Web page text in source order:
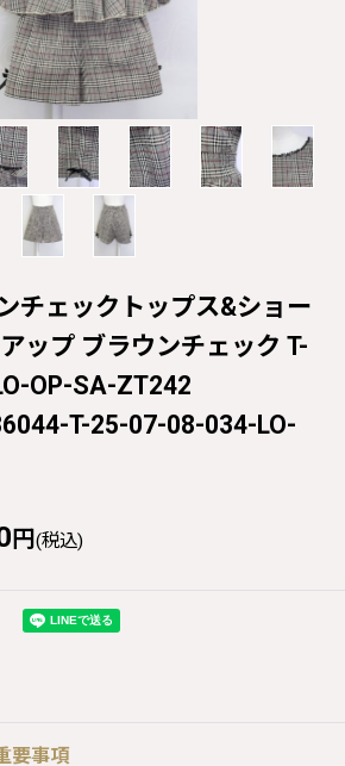
チェックトップス&ショー
ップ ブラウンチェック T-
OP-SA-ZT242
T-25-07-08-034-LO-
円 (税込)
要事項